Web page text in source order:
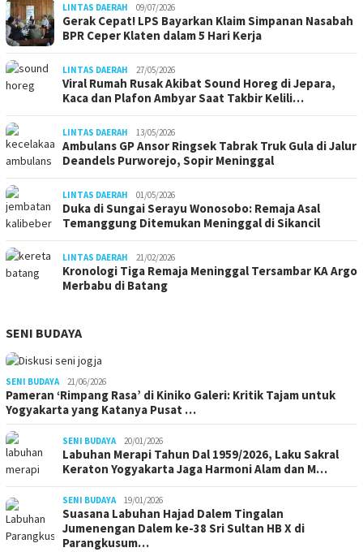
LINTAS DAERAH 09/07/2026
Gerak Cepat! LPS Bayarkan Klaim Simpanan Nasabah
BPR Ceper Klaten dalam 5 Hari Kerja
LINTAS DAERAH 27/05/2026
Viral Rumah Rusak Akibat Sound Horeg di Jepara,
Kaca dan Plafon Ambyar Saat Takbir Kelili…
LINTAS DAERAH 13/05/2026
Ambulans GP Ansor Ringsek Tabrak Truk Gula di Jalur
Deandels Purworejo, Sopir Meninggal
LINTAS DAERAH 01/05/2026
Duka di Sungai Serayu Wonosobo: Remaja Asal
Temanggung Ditemukan Meninggal di Sikancil
LINTAS DAERAH 21/02/2026
Kronologi Tiga Remaja Meninggal Tersambar KA Argo
Merbabu di Batang
SENI BUDAYA
SENI BUDAYA 21/06/2026
Pameran ‘Rimpang Rasa’ di Kiniko Galeri: Kritik Tajam untuk
Yogyakarta yang Katanya Pusat …
SENI BUDAYA 20/01/2026
Labuhan Merapi Tahun Dal 1959/2026, Laku Sakral
Keraton Yogyakarta Jaga Harmoni Alam dan M…
SENI BUDAYA 19/01/2026
Suasana Labuhan Hajad Dalem Tingalan
Jumenengan Dalem ke-38 Sri Sultan HB X di
Parangkusum…